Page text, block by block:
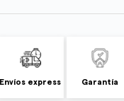
Envíos express Garantía